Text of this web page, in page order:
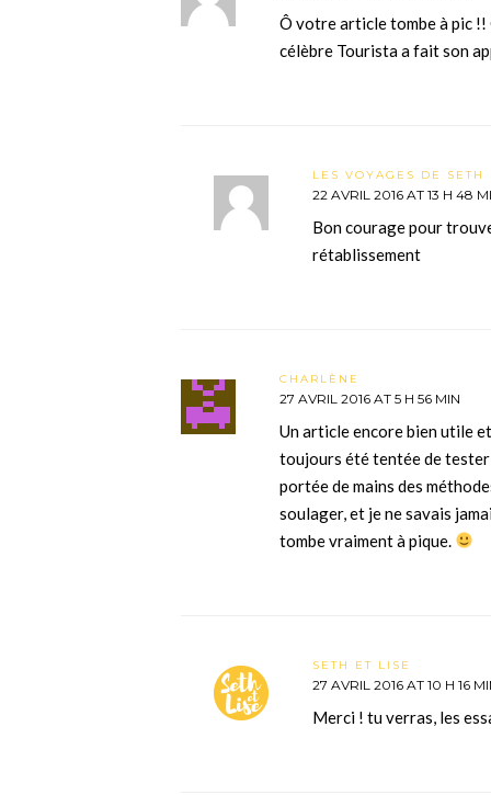
Ô votre article tombe à pic
célèbre Tourista a fait son
LES VOYAGES DE SETH
22 AVRIL 2016 AT 13 H 48
Bon courage pour
rétablissement
CHARLÈNE
27 AVRIL 2016 AT 5 H 56 MIN
Un article encore bien utile
toujours été tentée de
portée de mains des
soulager, et je ne savais
tombe vraiment à pique.
SETH ET LISE
27 AVRIL 2016 AT 10 H 16
Merci ! tu verras, les